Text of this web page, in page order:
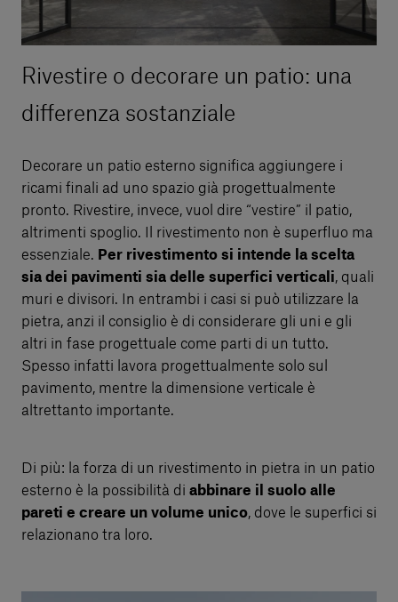
Rivestire o decorare un patio: una
differenza sostanziale
Decorare un patio esterno significa aggiungere i
ricami finali ad uno spazio già progettualmente
pronto. Rivestire, invece, vuol dire “vestire” il patio,
altrimenti spoglio. Il rivestimento non è superfluo ma
essenziale. Per rivestimento si intende la scelta
sia dei pavimenti sia delle superfici verticali, quali
muri e divisori. In entrambi i casi si può utilizzare la
pietra, anzi il consiglio è di considerare gli uni e gli
altri in fase progettuale come parti di un tutto.
Spesso infatti lavora progettualmente solo sul
pavimento, mentre la dimensione verticale è
altrettanto importante.
Di più: la forza di un rivestimento in pietra in un patio
esterno è la possibilità di abbinare il suolo alle
pareti e creare un volume unico, dove le superfici si
relazionano tra loro.